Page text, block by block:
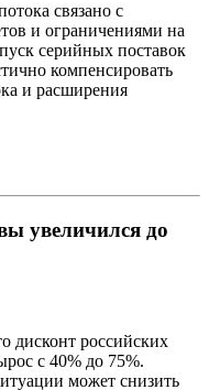
связано с
и ограничениями на
серийных поставок
компенсировать
и расширения
увеличился до
дисконт российских
с 40% до 75%.
может снизить